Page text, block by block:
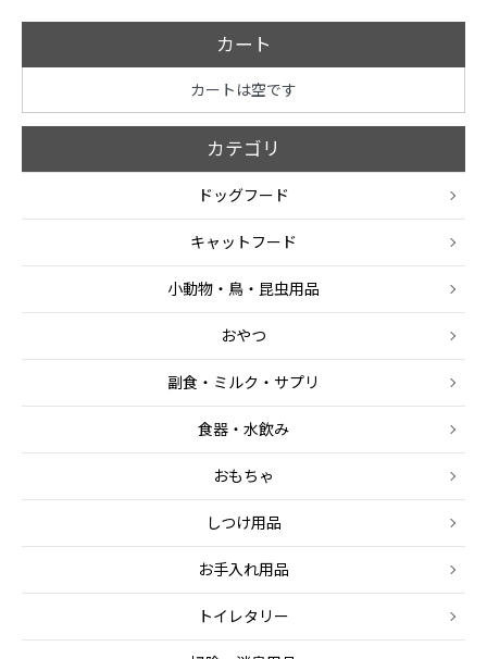
カート
カートは空です
カテゴリ
ドッグフード
キャットフード
小動物・鳥・昆虫用品
おやつ
副食・ミルク・サプリ
食器・水飲み
おもちゃ
しつけ用品
お手入れ用品
トイレタリー